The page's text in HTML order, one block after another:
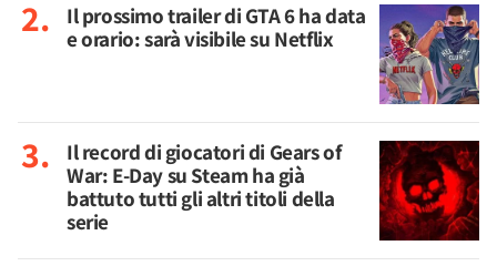
Il prossimo trailer di GTA 6 ha data
e orario: sarà visibile su Netflix
Il record di giocatori di Gears of
War: E-Day su Steam ha già
battuto tutti gli altri titoli della
serie